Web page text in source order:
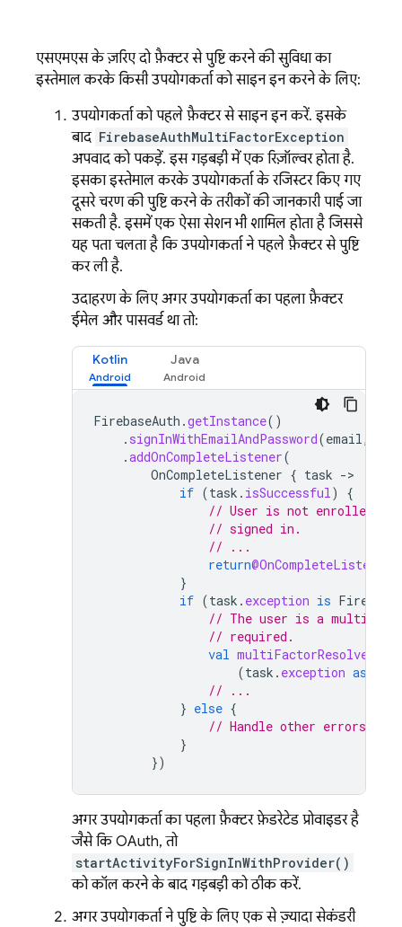
एसएमएस के ज़रिए दो फ़ैक्टर से पुष्टि करने की सुविधा का
इस्तेमाल करके, किसी उपयोगकर्ता को साइन इन करने के लिए:
उपयोगकर्ता को पहले फ़ैक्टर से साइन इन करें. इसके
बाद, FirebaseAuthMultiFactorException
अपवाद को पकड़ें. इस गड़बड़ी में एक रिज़ॉल्वर होता है.
इसका इस्तेमाल करके, उपयोगकर्ता के रजिस्टर किए गए
दूसरे चरण की पुष्टि करने के तरीकों की जानकारी पाई जा
सकती है. इसमें एक ऐसा सेशन भी शामिल होता है जिससे
यह पता चलता है कि उपयोगकर्ता ने पहले फ़ैक्टर से पुष्टि
कर ली है.
उदाहरण के लिए, अगर उपयोगकर्ता का पहला फ़ैक्टर
ईमेल और पासवर्ड था, तो:
Kotlin Java
FirebaseAuth .getInstance()
. signInWithEmailAndPassword(email,
.addOnCompleteListener(
OnCompleteListener { task -
if (task . isSuccessful)
{
// User is not enrolled
// signed in.
// ...
return@OnCompleteListener
}
if (task . exception is
// The user is a multi-
// required.
val multiFactorResolver
(task . exception as
// ...
} else {
// Handle other errors,
}
})
अगर उपयोगकर्ता का पहला फ़ैक्टर, फ़ेडरेटेड प्रोवाइडर है,
जैसे कि OAuth, तो
startActivityForSignInWithProvider()
को कॉल करने के बाद गड़बड़ी को ठीक करें.
अगर उपयोगकर्ता ने पुष्टि के लिए एक से ज़्यादा सेकंडरी